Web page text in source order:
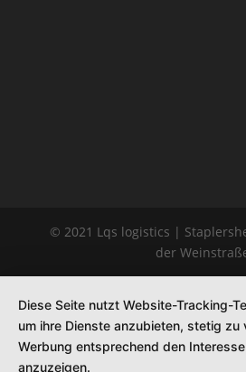
© 2021 Lqs logistics |
der
Diese Seite nutzt Website-Tracking-
um ihre Dienste anzubieten, stetig zu
Werbung entsprechend den
anzuzeigen.